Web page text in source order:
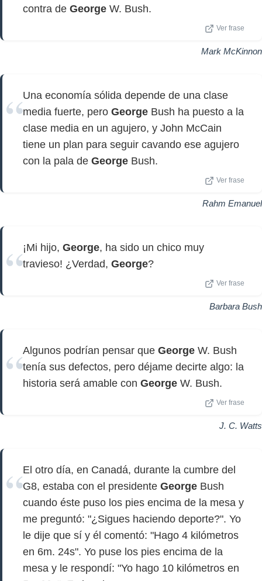
contra de George W. Bush.
Ver frase
Mark McKinnon
Una economía sólida depende de una clase
media fuerte, pero George Bush ha puesto a la
clase media en un agujero, y John McCain
tiene un plan para seguir cavando ese agujero
con la pala de George Bush.
Ver frase
Rahm Emanuel
¡Mi hijo, George, ha sido un chico muy
travieso! ¿Verdad, George?
Ver frase
Barbara Bush
Algunos podrían pensar que George W. Bush
tenía sus defectos, pero déjame decirte algo: la
historia será amable con George W. Bush.
Ver frase
J. C. Watts
El otro día, en Canadá, durante la cumbre del
G8, estaba con el presidente George Bush
cuando éste puso los pies encima de la mesa y
me preguntó: "¿Sigues haciendo deporte?". Yo
le dije que sí y él comentó: "Hago 4 kilómetros
en 6m. 24s". Yo puse los pies encima de la
mesa y le respondí: "Yo hago 10 kilómetros en